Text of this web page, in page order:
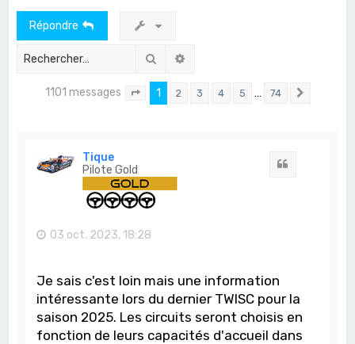
Répondre
Rechercher
1101 messages Page sur 74
1 2 3 4 5 … 74
Tique
Pilote Gold
03 oct. 2023, 18:28
Je sais c'est loin mais une information
intéressante lors du dernier TWISC pour la
saison 2025. Les circuits seront choisis en
fonction de leurs capacités d'accueil dans